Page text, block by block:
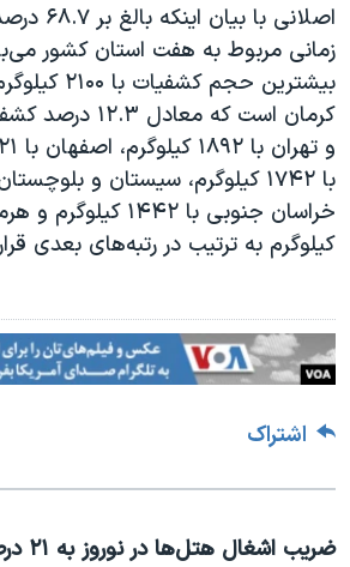
اصلانی
زمانی مربوط به هفت استان کشور
بیشترین حجم
کرمان است که
کیلوگرم به ترتیب در رتبه‌های بعدی
اشتراک
ضریب اشغال هتل‌ها در نوروز به ۲۱ درصد کاهش پیدا کرد